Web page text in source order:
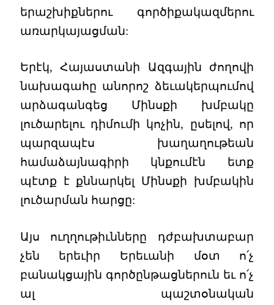
երաշխիքներու գործիքակազմերու
առարկայացման:
Երէկ, Հայաստանի Ազգային ժողովի
նախագահը անորոշ ձեւակերպումով
արձագանգեց Մինսքի խմբակը
լուծարելու դիմումի կոչին, ըսելով, որ
պարզապէս խաղաղութեան
համաձայնագիրի կնքումէն ետք
պէտք է քննարկել Մինսքի խմբակին
լուծարման հարցը:
Այս ուղղութիւնները դժբախտաբար
չեն երեւիր Երեւանի մօտ ո՛չ
բանակցային գործընթացներուն եւ ո՛չ
ալ պաշտօնական